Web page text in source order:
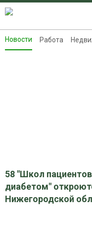
Новости
Новости Работа
58 "Школ
диабетом"
Нижегородской